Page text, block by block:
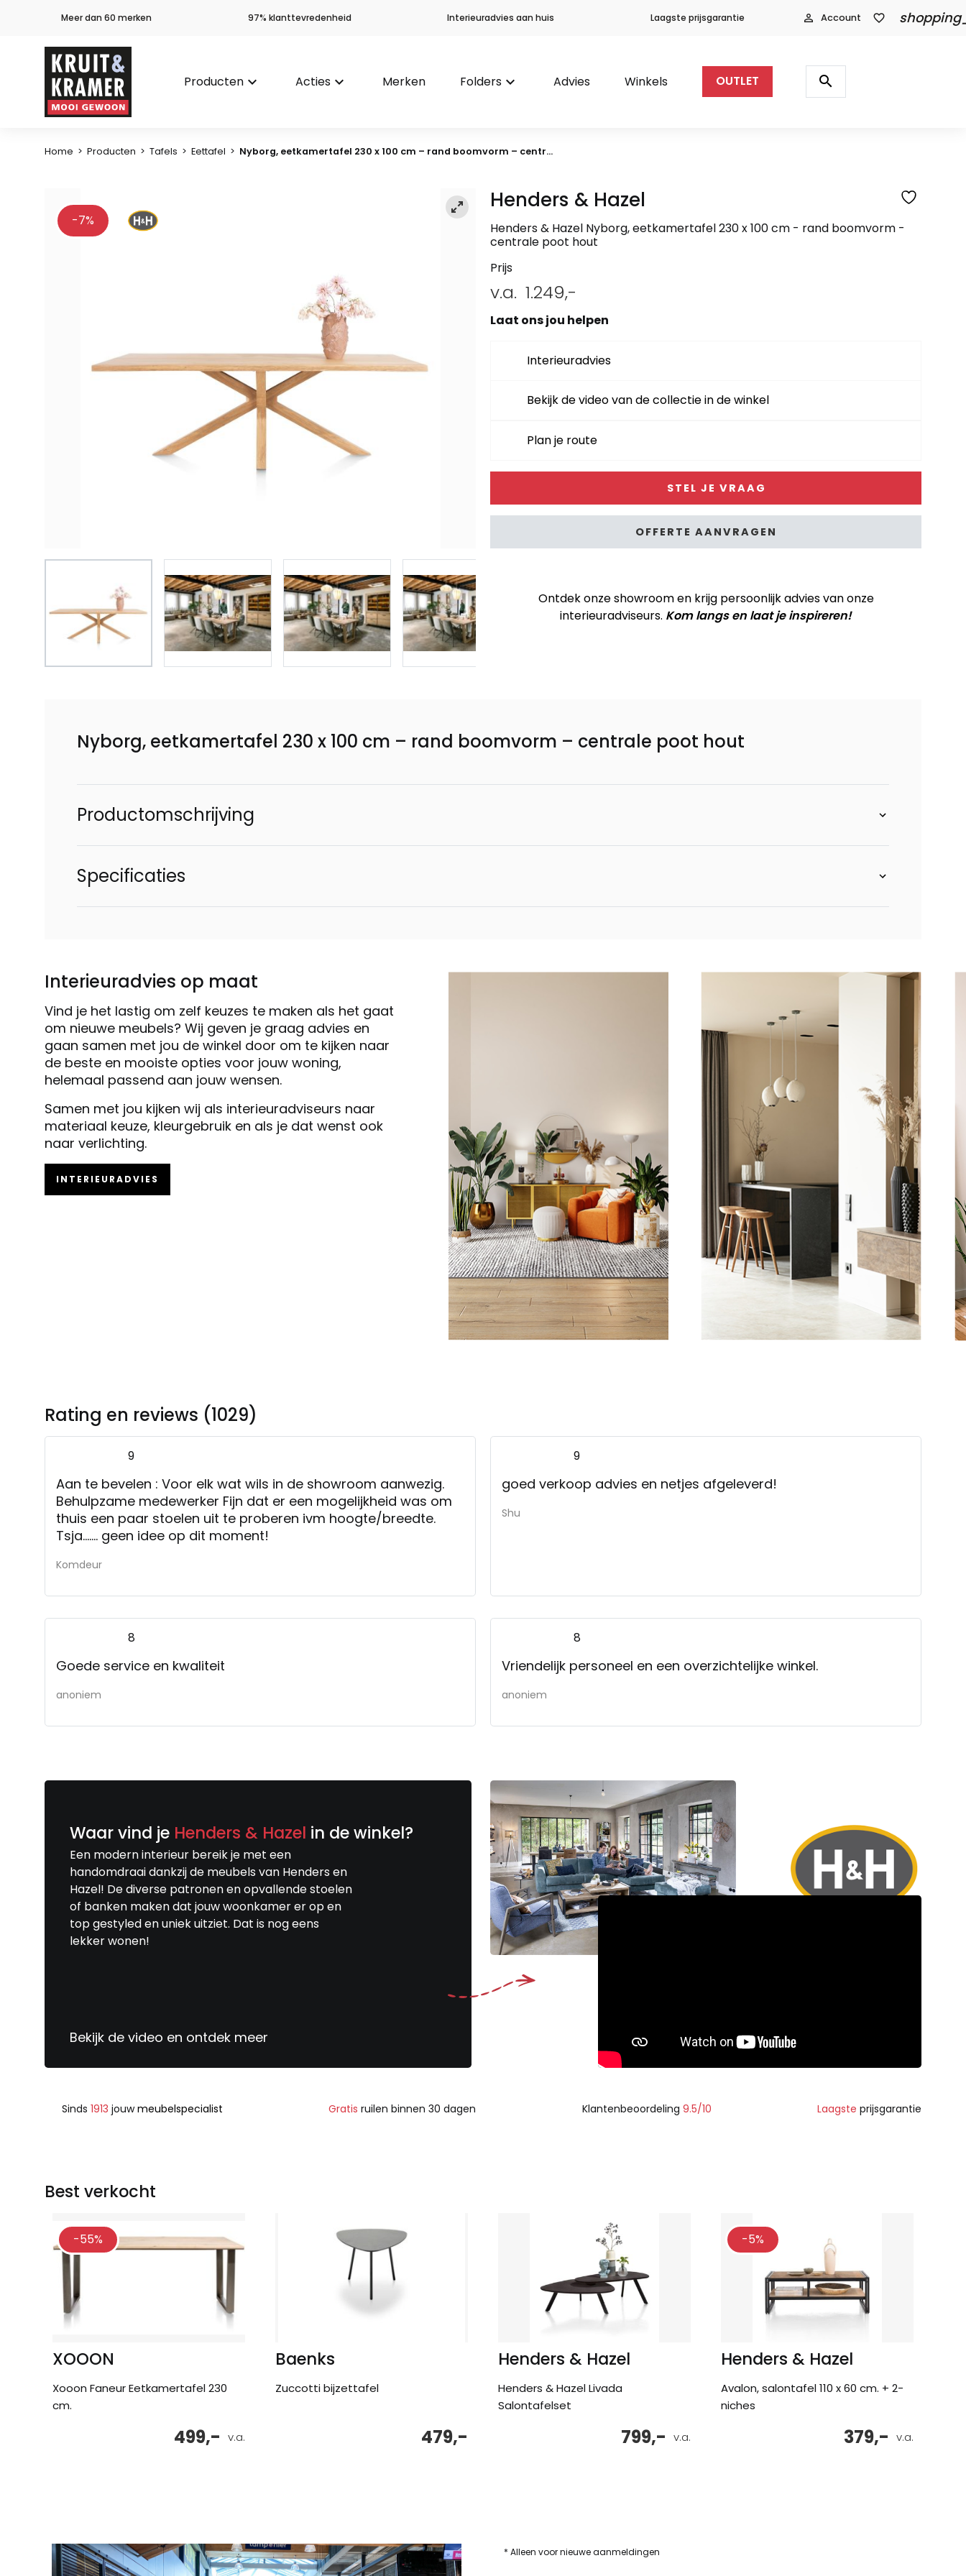
Meer dan 60 merken 97% klanttevredenheid Interieuradvies aan huis Laagste prijsgarantie person_outline Account favorite_border
Producten keyboard_arrow_down Acties keyboard_arrow_down Merken Folders keyboard_arrow_down Advies Winkels OUTLET
Producten
zoeken
search
Home > Producten > Tafels > Eettafel > Nyborg, eetkamertafel 230 x 100 cm – rand boomvorm – centr...
-7%
Henders & Hazel
Henders & Hazel Nyborg, eetkamertafel 230 x 100 cm - rand boomvorm -
centrale poot hout
Prijs
v.a. 1.249,-
Laat ons jou helpen
Interieuradvies
Bekijk de video van de collectie in de winkel
Plan je route
STEL JE VRAAG
OFFERTE AANVRAGEN
Ontdek onze showroom en krijg persoonlijk advies van onze
interieuradviseurs. Kom langs en laat je inspireren!
Nyborg, eetkamertafel 230 x 100 cm – rand boomvorm – centrale poot hout
Productomschrijving
Specificaties
Interieuradvies op maat
Vind je het lastig om zelf keuzes te maken als het gaat
om nieuwe meubels? Wij geven je graag advies en
gaan samen met jou de winkel door om te kijken naar
de beste en mooiste opties voor jouw woning,
helemaal passend aan jouw wensen.
Samen met jou kijken wij als interieuradviseurs naar
materiaal keuze, kleurgebruik en als je dat wenst ook
naar verlichting.
INTERIEURADVIES
Rating en reviews (1029)
9
Aan te bevelen : Voor elk wat wils in de showroom aanwezig.
Behulpzame medewerker Fijn dat er een mogelijkheid was om
thuis een paar stoelen uit te proberen ivm hoogte/breedte.
Tsja……. geen idee op dit moment!
Komdeur
9
goed verkoop advies en netjes afgeleverd!
Shu
8
Goede service en kwaliteit
anoniem
8
Vriendelijk personeel en een overzichtelijke winkel.
anoniem
Waar vind je Henders & Hazel in de winkel?
Een modern interieur bereik je met een
handomdraai dankzij de meubels van Henders en
Hazel! De diverse patronen en opvallende stoelen
of banken maken dat jouw woonkamer er op en
top gestyled en uniek uitziet. Dat is nog eens
lekker wonen!
Bekijk de video en ontdek meer
Sinds 1913 jouwmeubelspecialist Gratis ruilen binnen 30 dagen Klantenbeoordeling 9.5/10 Laagste prijsgarantie
Best verkocht
-55%
XOOON
Xooon Faneur Eetkamertafel 230
cm.
v.a.
499,-
Baenks
Zuccotti bijzettafel
479,-
Henders & Hazel
Henders & Hazel Livada
Salontafelset
v.a.
799,-
-5%
Henders & Hazel
Avalon, salontafel 110 x 60 cm. + 2-
niches
v.a.
379,-
* Alleen voor nieuwe aanmeldingen